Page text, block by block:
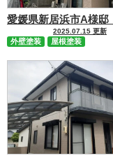
2025.07.15 更新
外壁塗装 屋根塗装